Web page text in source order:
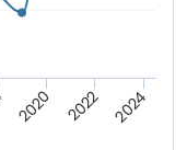
2020 2022 2024